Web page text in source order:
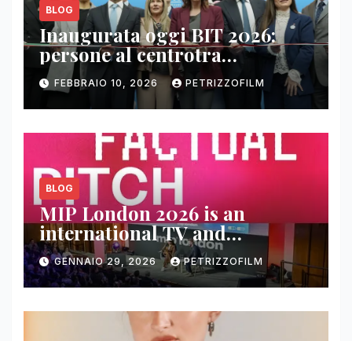
BLOG
Inaugurata oggi BIT 2026:
persone al centrotra
contenuti, relazioni e business
FEBBRAIO 10, 2026 PETRIZZOFILM
BLOG
MIP London 2026 is an
international TV and
streaming content market
GENNAIO 29, 2026 PETRIZZOFILM